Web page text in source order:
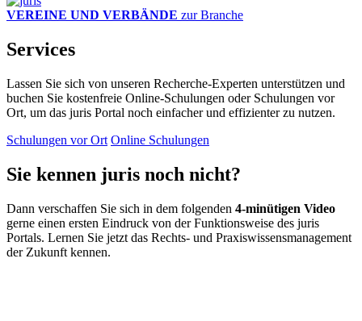
VEREINE UND VERBÄNDE zur Branche
Services
Lassen Sie sich von unseren Recherche-Experten unterstützen und
buchen Sie kostenfreie Online-Schulungen oder Schulungen vor
Ort, um das juris Portal noch einfacher und effizienter zu nutzen.
Schulungen vor Ort Online Schulungen
Sie kennen juris noch nicht?
Dann verschaffen Sie sich in dem folgenden 4-minütigen Video
gerne einen ersten Eindruck von der Funktionsweise des juris
Portals. Lernen Sie jetzt das Rechts- und Praxiswissensmanagement
der Zukunft kennen.